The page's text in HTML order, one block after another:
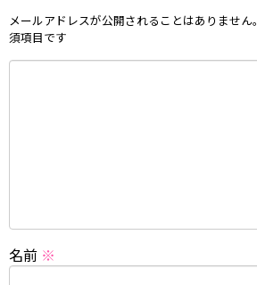
メールアドレスが公開されることはありません。
須項目です
名前 ※